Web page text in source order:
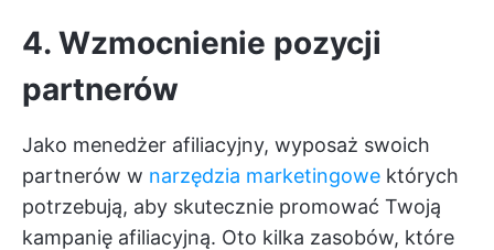
4. Wzmocnienie pozycji
partnerów
Jako menedżer afiliacyjny, wyposaż swoich
partnerów w narzędzia marketingowe których
potrzebują, aby skutecznie promować Twoją
kampanię afiliacyjną. Oto kilka zasobów, które